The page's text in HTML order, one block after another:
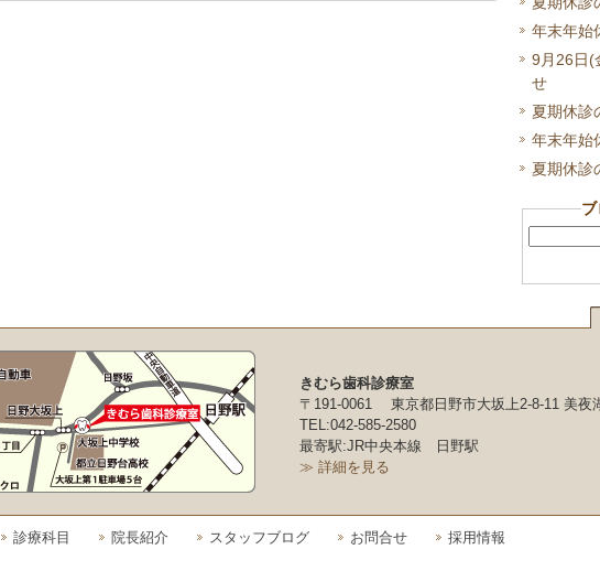
年末年始
9月26日(
せ
夏期休診
年末年始
夏期休診
きむら歯科診療室
〒191-0061 東京都日野市大坂上2-8-11 美夜
TEL:042-585-2580
最寄駅:JR中央本線 日野駅
≫ 詳細を見る
診療科目 院長紹介 スタッフブログ お問合せ
採用情報